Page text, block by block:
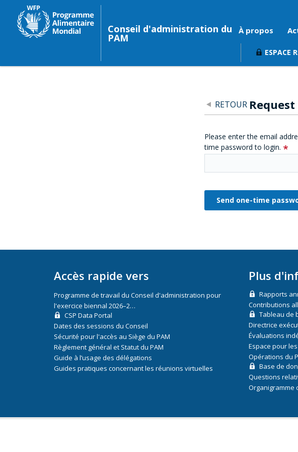
Conseil d'administration du
PAM
À propos
ESPACE
RETOUR
Please enter the email
time password to login.
Accès rapide vers
Programme de travail du Conseil d'administration pour
l'exercice biennal 2026–2…
CSP Data Portal
Dates des sessions du Conseil
Sécurité pour l'accès au Siège du PAM
Règlement général et Statut du PAM
Guide à l’usage des délégations
Guides pratiques concernant les réunions virtuelles
Plus
Rapports
Contributions
Tableau de
Directrice
Évaluations
Espace pour
Opérations du
Base de
Questions
Organigramme